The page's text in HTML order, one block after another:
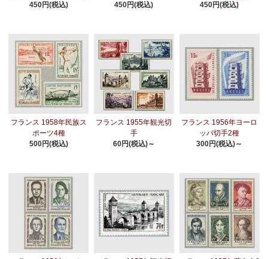
450円(税込)
450円(税込)
450円(税込)
フランス 1958年民族ス
ポーツ4種
500円(税込)
フランス 1955年観光切
手
60円(税込)～
フランス 1956年ヨーロ
ッパ切手2種
300円(税込)～